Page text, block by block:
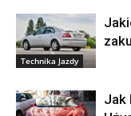
Technika Jazdy
Jak